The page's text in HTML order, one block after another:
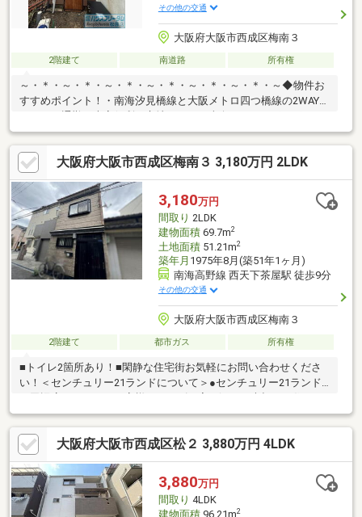
その他の交通
大阪府大阪市西成区梅南３
2階建て 南道路 所有権
～・＊・～・＊・～・＊・～・＊・～・＊・～・＊・～◆物件お
すすめポイント！・南海汐見橋線と大阪メトロ四つ橋線の2WAYア
あたたかな光と心地良い風が入り込みます♪・大阪市立まつば小学
校まで徒歩5分、大阪市立梅南中学校まで徒歩2分！お子さまの登
下校も安心です♪◆資料請求やご見学は情報収集のためでもOK。
お客様のペースでゆっくりご検討いただけます。ハウスフリーダ
ムは【東証スタンダード上場企業】です。不動産購入や住宅ロー
ンについては、ハウスフリーダムにお任せ下さい。（ご来店の際
は、店舗前に大型駐車場を完備しております）
大阪府大阪市西成区梅南３ 3,180万円 2LDK
3,180万円
間取り 2LDK
建物面積69.7m2
土地面積51.21m2
築年月 1975年8月(築51年1ヶ月)
南海高野線 西天下茶屋駅 徒歩9分
その他の交通
大阪府大阪市西成区梅南３
2階建て 都市ガス 所有権
■トイレ2箇所あり！■閑静な住宅街お気軽にお問い合わせくださ
い！＜センチュリー21ランドについて＞●センチュリー21ランド
のご購入に最後まで伴走いたします！●リフォームのご相談も承
っております。●購入・売却・ローンのご相談・・・なんでもお
気軽にご相談くださいませ！〇大阪メトロ御堂筋線「西田辺」駅
より徒歩1分！〇営業時間：10：00～20：00（火曜日・水曜日定
休日※祝日は営業）事前にご連絡いただけますと、スムーズにご
案内が可能です。ご連絡お待ちしております！
大阪府大阪市西成区松２ 3,880万円 4LDK
3,880万円
間取り 4LDK
2